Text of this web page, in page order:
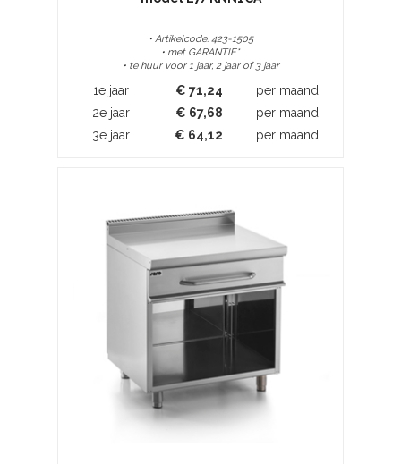
• Artikelcode: 423-1505
• met GARANTIE*
• te huur voor 1 jaar, 2 jaar of 3 jaar
1e jaar € 71,24
per maand
2e jaar
€ 67,68
per maand
3e jaar
€ 64,12 per maand